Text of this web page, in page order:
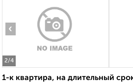
2/4
‹
1-к квартира, на длительный